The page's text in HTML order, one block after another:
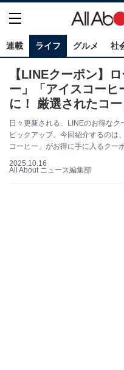
連載 ライフ グルメ 社
【LINEクーポン】
ー」「アイスコーヒ
に！ 厳選されたコ
日々更新される、LINEのお得な
ピックアップ。今回紹介するのは
コーヒー」がお得に手に入るクー
2025.10.16
All About ニュース編集部